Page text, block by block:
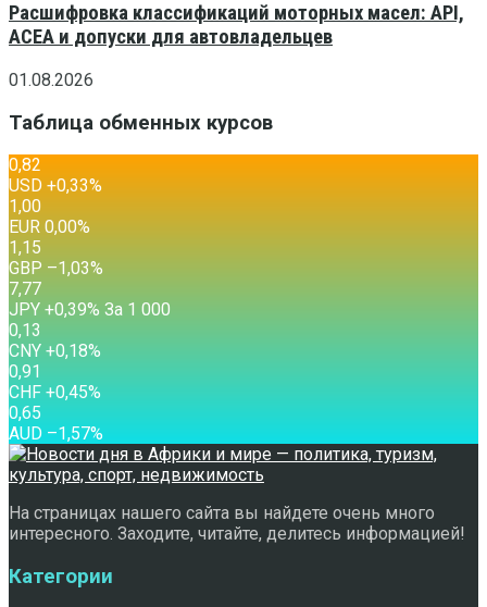
Расшифровка классификаций моторных масел: API,
ACEA и допуски для автовладельцев
01.08.2026
Таблица обменных курсов
0,82
USD +0,33%
1,00
EUR 0,00%
1,15
GBP –1,03%
7,77
JPY +0,39% За 1 000
0,13
CNY +0,18%
0,91
CHF +0,45%
0,65
AUD –1,57%
На страницах нашего сайта вы найдете очень много
интересного. Заходите, читайте, делитесь информацией!
Категории